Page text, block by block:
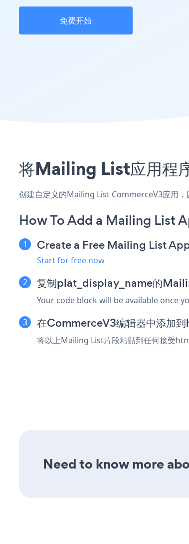
免费开始
将Mailing List应用程
创建自定义的Mailing List CommerceV3应用，
How To Add a Mailing List
Create a Free Mailing List
Start for free now
复制plat_display_name的
Your code block will be available once
在CommerceV3编辑器中添加
将以上Mailing List片段粘贴到任何接受
Need to know more